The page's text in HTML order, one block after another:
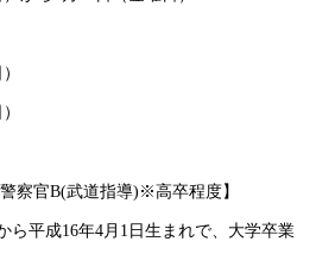
察官B(武道指導)※高卒程度】
ら平成16年4月1日生まれで、大学卒業